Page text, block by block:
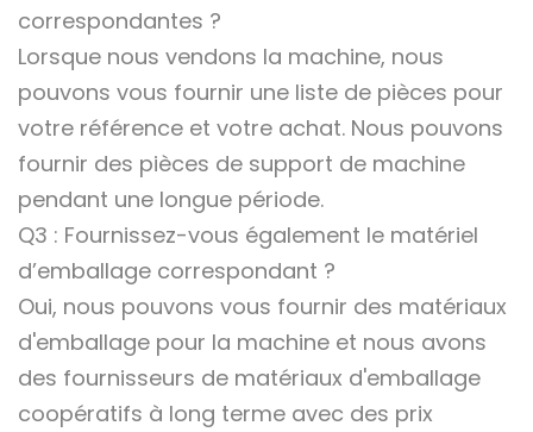
correspondantes ?
Lorsque nous vendons la machine, nous
pouvons vous fournir une liste de pièces pour
votre référence et votre achat. Nous pouvons
fournir des pièces de support de machine
pendant une longue période.
Q3 : Fournissez-vous également le matériel
d’emballage correspondant ?
Oui, nous pouvons vous fournir des matériaux
d'emballage pour la machine et nous avons
des fournisseurs de matériaux d'emballage
coopératifs à long terme avec des prix